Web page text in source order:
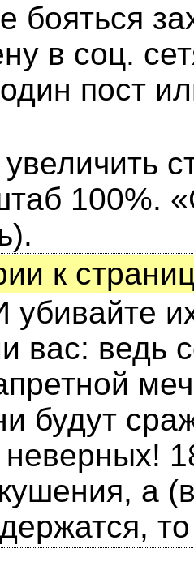
бояться
в соц.
пост
100%.
к
вас:
будут
неверных!
а